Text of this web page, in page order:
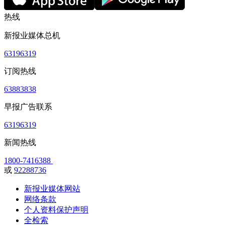
热线
新报业媒体总机
63196319
订阅热线
63883838
早报广告联系
63196319
新闻热线
1800-7416388
或 92288736
新报业媒体网站
网络条款
个人资料保护声明
全检索